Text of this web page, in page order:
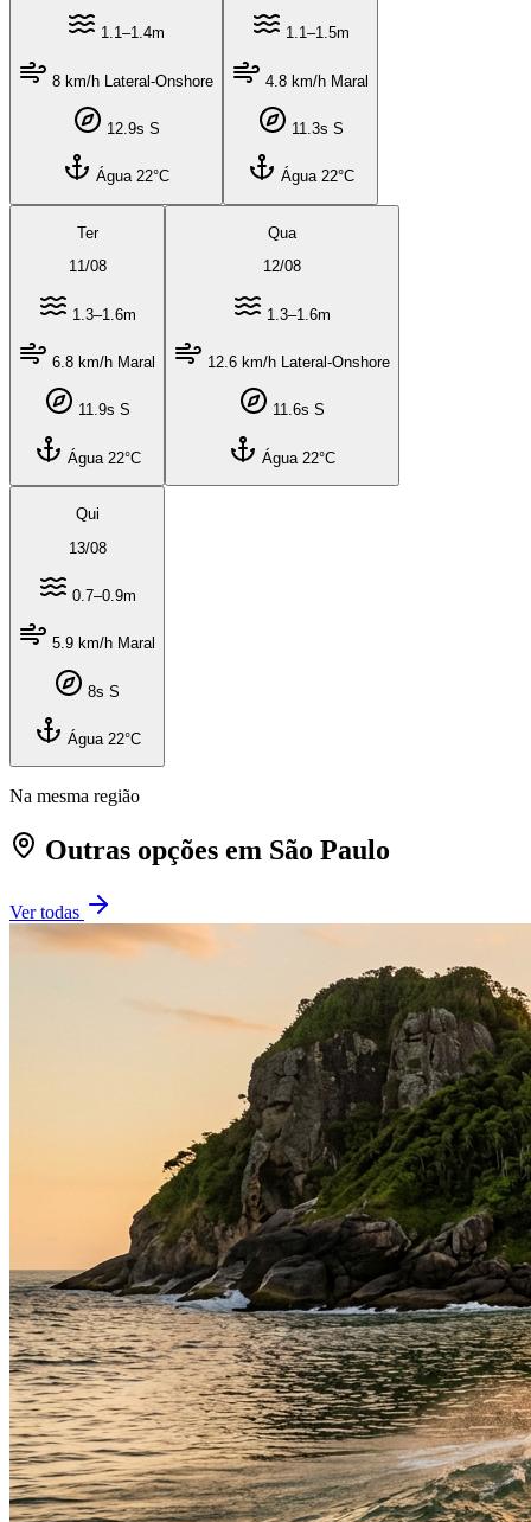
1.1–1.4m
8 km/h Lateral-Onshore
12.9s S
Água 22°C
1.1–1.5m
4.8 km/h Maral
11.3s S
Água 22°C
Ter
11/08
1.3–1.6m
6.8 km/h Maral
11.9s S
Água 22°C
Qua
12/08
1.3–1.6m
12.6 km/h Lateral-Onshore
11.6s S
Água 22°C
Qui
13/08
0.7–0.9m
5.9 km/h Maral
8s S
Água 22°C
Na mesma região
Outras opções em São Paulo
Ver todas